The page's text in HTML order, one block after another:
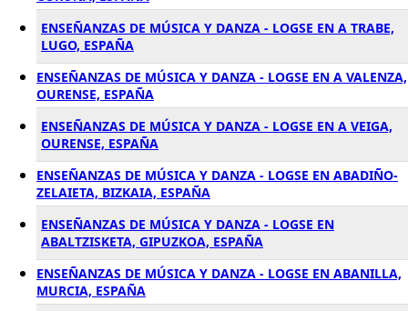
ENSEÑANZAS DE MÚSICA Y DANZA - LOGSE EN A TRABE,
LUGO, ESPAÑA
ENSEÑANZAS DE MÚSICA Y DANZA - LOGSE EN A VALENZA,
OURENSE, ESPAÑA
ENSEÑANZAS DE MÚSICA Y DANZA - LOGSE EN A VEIGA,
OURENSE, ESPAÑA
ENSEÑANZAS DE MÚSICA Y DANZA - LOGSE EN ABADIÑO-
ZELAIETA, BIZKAIA, ESPAÑA
ENSEÑANZAS DE MÚSICA Y DANZA - LOGSE EN
ABALTZISKETA, GIPUZKOA, ESPAÑA
ENSEÑANZAS DE MÚSICA Y DANZA - LOGSE EN ABANILLA,
MURCIA, ESPAÑA